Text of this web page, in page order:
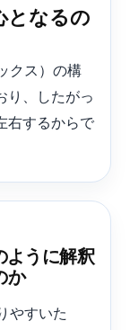
となるの
クス）の構
り、したがっ
右するからで
ように解釈
か
やすいた